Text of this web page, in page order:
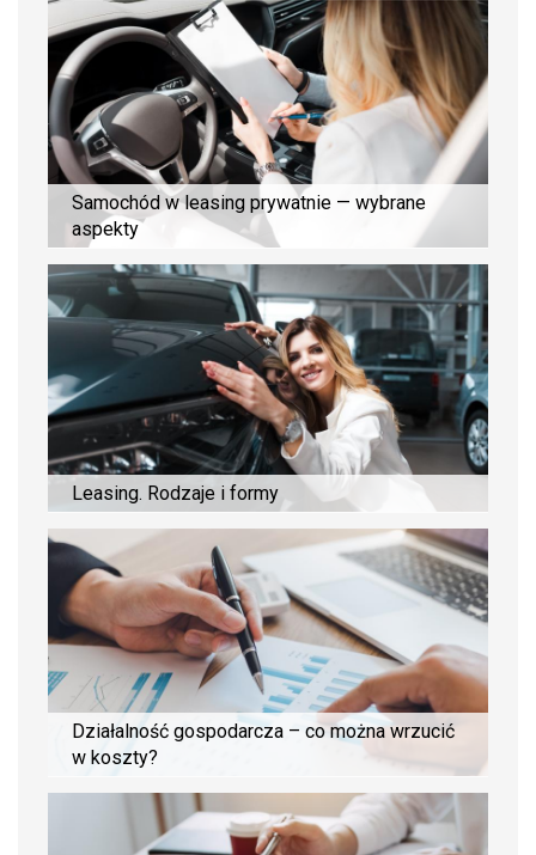
Samochód w leasing prywatnie — wybrane
aspekty
Leasing. Rodzaje i formy
Działalność gospodarcza – co można wrzucić
w koszty?